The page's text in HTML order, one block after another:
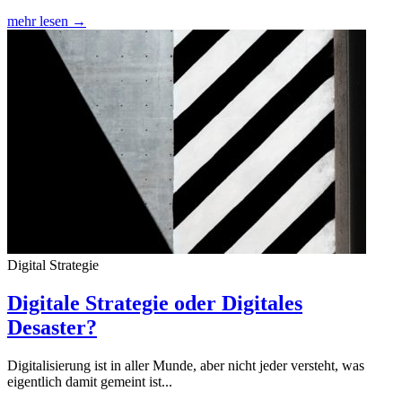
mehr lesen →
Digital Strategie
Digitale Strategie oder Digitales
Desaster?
Digitalisierung ist in aller Munde, aber nicht jeder versteht, was
eigentlich damit gemeint ist...